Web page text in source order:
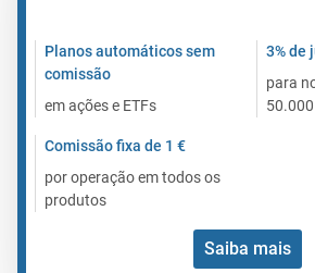
Planos automáticos sem
comissão
em ações e ETFs
3% de
para
Comissão fixa de 1 €
por operação em todos os
produtos
Saiba mais